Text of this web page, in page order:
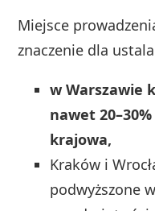
Miejsce
znaczenie dla
w Warszawie
nawet
krajowa,
Kraków i
podwyższone